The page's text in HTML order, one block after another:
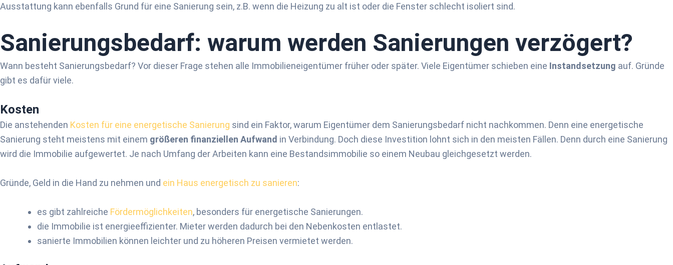
Ausstattung kann ebenfalls Grund für eine Sanierung sein, z.B. wenn die Heizung zu alt ist oder die Fenster schlecht isoliert sind.
Sanierungs­bedarf: warum werden Sanier­ungen ver­zögert?
Wann besteht Sanierungsbedarf? Vor dieser Frage stehen alle Immobilieneigentümer früher oder später. Viele Eigentümer schieben eine Instandsetzung auf. Gründe
gibt es dafür viele.
Kosten
Die anstehenden Kosten für eine energetische Sanierung sind ein Faktor, warum Eigentümer dem Sanierungsbedarf nicht nachkommen. Denn eine energetische
Sanierung steht meistens mit einem größeren finanziellen Aufwand in Verbindung. Doch diese Investition lohnt sich in den meisten Fällen. Denn durch eine Sanierung
wird die Immobilie aufgewertet. Je nach Umfang der Arbeiten kann eine Bestandsimmobilie so einem Neubau gleichgesetzt werden.
Gründe, Geld in die Hand zu nehmen und ein Haus energetisch zu sanieren:
es gibt zahlreiche Fördermöglichkeiten, besonders für energetische Sanierungen.
die Immobilie ist energieeffizienter. Mieter werden dadurch bei den Nebenkosten entlastet.
sanierte Immobilien können leichter und zu höheren Preisen vermietet werden.